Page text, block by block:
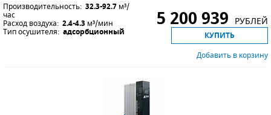
Производительность: 32.3-92.7 м³/
час
Расход воздуха: 2.4-4.3 м³/мин
Тип осушителя: адсорбционный
5 200 939 РУБЛЕЙ
КУПИТЬ
Добавить в корзину